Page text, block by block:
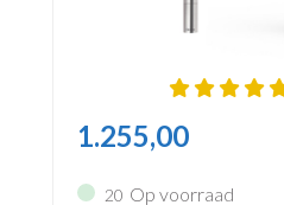
1.255,00
20 Op voorraad